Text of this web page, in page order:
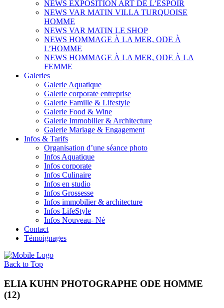
NEWS EXPOSITION ART DE L’ESPOIR
NEWS VAR MATIN VILLA TURQUOISE
HOMME
NEWS VAR MATIN LE SHOP
NEWS HOMMAGE À LA MER, ODE À
L’HOMME
NEWS HOMMAGE À LA MER, ODE À LA
FEMME
Galeries
Galerie Aquatique
Galerie corporate entreprise
Galerie Famille & Lifestyle
Galerie Food & Wine
Galerie Immobilier & Architecture
Galerie Mariage & Engagement
Infos & Tarifs
Organisation d’une séance photo
Infos Aquatique
Infos corporate
Infos Culinaire
Infos en studio
Infos Grossesse
Infos immobilier & architecture
Infos LifeStyle
Infos Nouveau- Né
Contact
Témoignages
Back to Top
ELIA KUHN PHOTOGRAPHE ODE HOMME
(12)